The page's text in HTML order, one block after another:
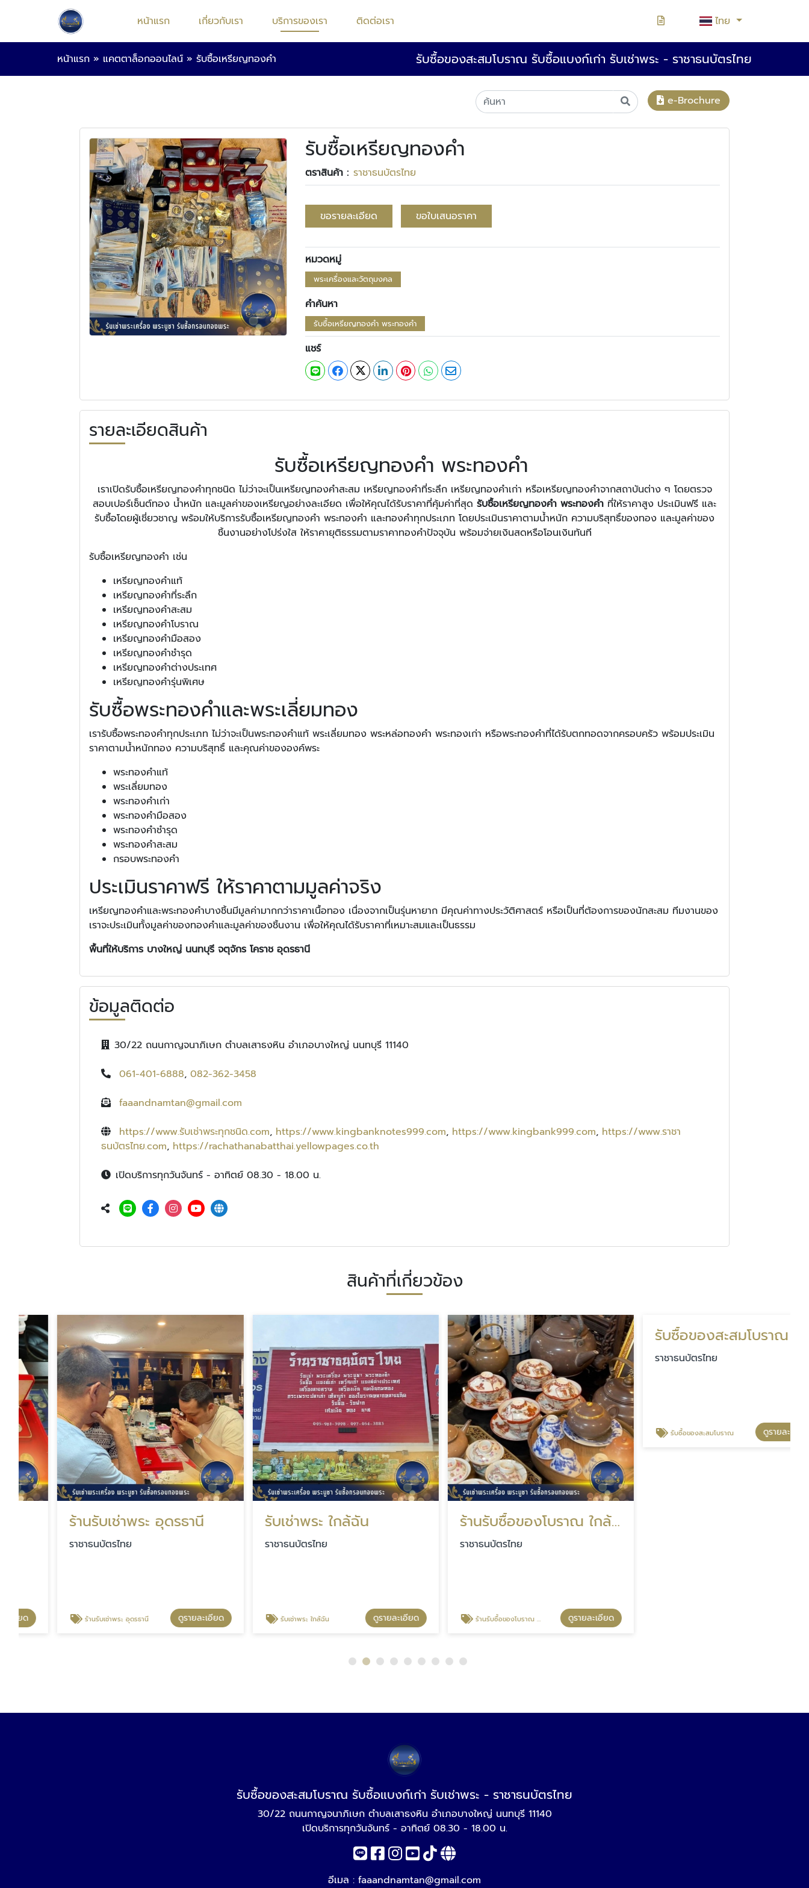
หน้าแรก เกี่ยวกับเรา บริการของเรา ติดต่อเรา ไทย
หน้าแรก » แคตตาล็อกออนไลน์ » รับซื้อเหรียญทองคำ รับซื้อของสะสมโบราณ รับซื้อแบงก์เก่า รับเช่าพระ - ราชาธนบัตรไทย
e-Brochure
รับซื้อเหรียญทองคำ
ตราสินค้า : ราชาธนบัตรไทย
ขอรายละเอียด ขอใบเสนอราคา
หมวดหมู่
พระเครื่องและวัตถุมงคล
คำค้นหา
รับซื้อเหรียญทองคำ พระทองคำ
แชร์
รายละเอียดสินค้า
รับซื้อเหรียญทองคำ พระทองคำ
เราเปิดรับซื้อเหรียญทองคำทุกชนิด ไม่ว่าจะเป็นเหรียญทองคำสะสม เหรียญทองคำที่ระลึก เหรียญทองคำเก่า หรือเหรียญทองคำจากสถาบันต่าง ๆ โดยตรวจ
สอบเปอร์เซ็นต์ทอง น้ำหนัก และมูลค่าของเหรียญอย่างละเอียด เพื่อให้คุณได้รับราคาที่คุ้มค่าที่สุด รับซื้อเหรียญทองคำ พระทองคำ ที่ให้ราคาสูง ประเมินฟรี และ
รับซื้อโดยผู้เชี่ยวชาญ พร้อมให้บริการรับซื้อเหรียญทองคำ พระทองคำ และทองคำทุกประเภท โดยประเมินราคาตามน้ำหนัก ความบริสุทธิ์ของทอง และมูลค่าของ
ชิ้นงานอย่างโปร่งใส ให้ราคายุติธรรมตามราคาทองคำปัจจุบัน พร้อมจ่ายเงินสดหรือโอนเงินทันที
รับซื้อเหรียญทองคำ เช่น
เหรียญทองคำแท้
เหรียญทองคำที่ระลึก
เหรียญทองคำสะสม
เหรียญทองคำโบราณ
เหรียญทองคำมือสอง
เหรียญทองคำชำรุด
เหรียญทองคำต่างประเทศ
เหรียญทองคำรุ่นพิเศษ
รับซื้อพระทองคำและพระเลี่ยมทอง
เรารับซื้อพระทองคำทุกประเภท ไม่ว่าจะเป็นพระทองคำแท้ พระเลี่ยมทอง พระหล่อทองคำ พระทองเก่า หรือพระทองคำที่ได้รับตกทอดจากครอบครัว พร้อมประเมิน
ราคาตามน้ำหนักทอง ความบริสุทธิ์ และคุณค่าขององค์พระ
พระทองคำแท้
พระเลี่ยมทอง
พระทองคำเก่า
พระทองคำมือสอง
พระทองคำชำรุด
พระทองคำสะสม
กรอบพระทองคำ
ประเมินราคาฟรี ให้ราคาตามมูลค่าจริง
เหรียญทองคำและพระทองคำบางชิ้นมีมูลค่ามากกว่าราคาเนื้อทอง เนื่องจากเป็นรุ่นหายาก มีคุณค่าทางประวัติศาสตร์ หรือเป็นที่ต้องการของนักสะสม ทีมงานของ
เราจะประเมินทั้งมูลค่าของทองคำและมูลค่าของชิ้นงาน เพื่อให้คุณได้รับราคาที่เหมาะสมและเป็นธรรม
พื้นที่ให้บริการ บางใหญ่ นนทบุรี จตุจักร โคราช อุดรธานี
ข้อมูลติดต่อ
30/22 ถนนกาญจนาภิเษก ตำบลเสาธงหิน อำเภอบางใหญ่ นนทบุรี 11140
061-401-6888, 082-362-3458
faaandnamtan@gmail.com
https://www.รับเช่าพระทุกชนิด.com, https://www.kingbanknotes999.com, https://www.kingbank999.com, https://www.ราชา
ธนบัตรไทย.com, https://rachathanabatthai.yellowpages.co.th
เปิดบริการทุกวันจันทร์ - อาทิตย์ 08.30 - 18.00 น.
สินค้าที่เกี่ยวข้อง
ร้านรับเช่าพระ อุดรธานี
ราชาธนบัตรไทย
ร้านรับเช่าพระ อุดรธานี ดูรายละเอียด
รับเช่าพระ ใกล้ฉัน
ราชาธนบัตรไทย
รับเช่าพระ ใกล้ฉัน ดูรายละเอียด
ร้านรับซื้อของโบราณ ใกล้ฉัน
ราชาธนบัตรไทย
ร้านรับซื้อของโบราณ ใกล้ฉัน ดูรายละเอียด
รับซื้อของสะสมโบราณ
ราชาธนบัตรไทย
รับซื้อของสะสมโบราณ ดูรายละเอียด
รับซื้อของสะสมโบราณ รับซื้อแบงก์เก่า รับเช่าพระ - ราชาธนบัตรไทย
30/22 ถนนกาญจนาภิเษก ตำบลเสาธงหิน อำเภอบางใหญ่ นนทบุรี 11140
เปิดบริการทุกวันจันทร์ - อาทิตย์ 08.30 - 18.00 น.
อีเมล : faaandnamtan@gmail.com